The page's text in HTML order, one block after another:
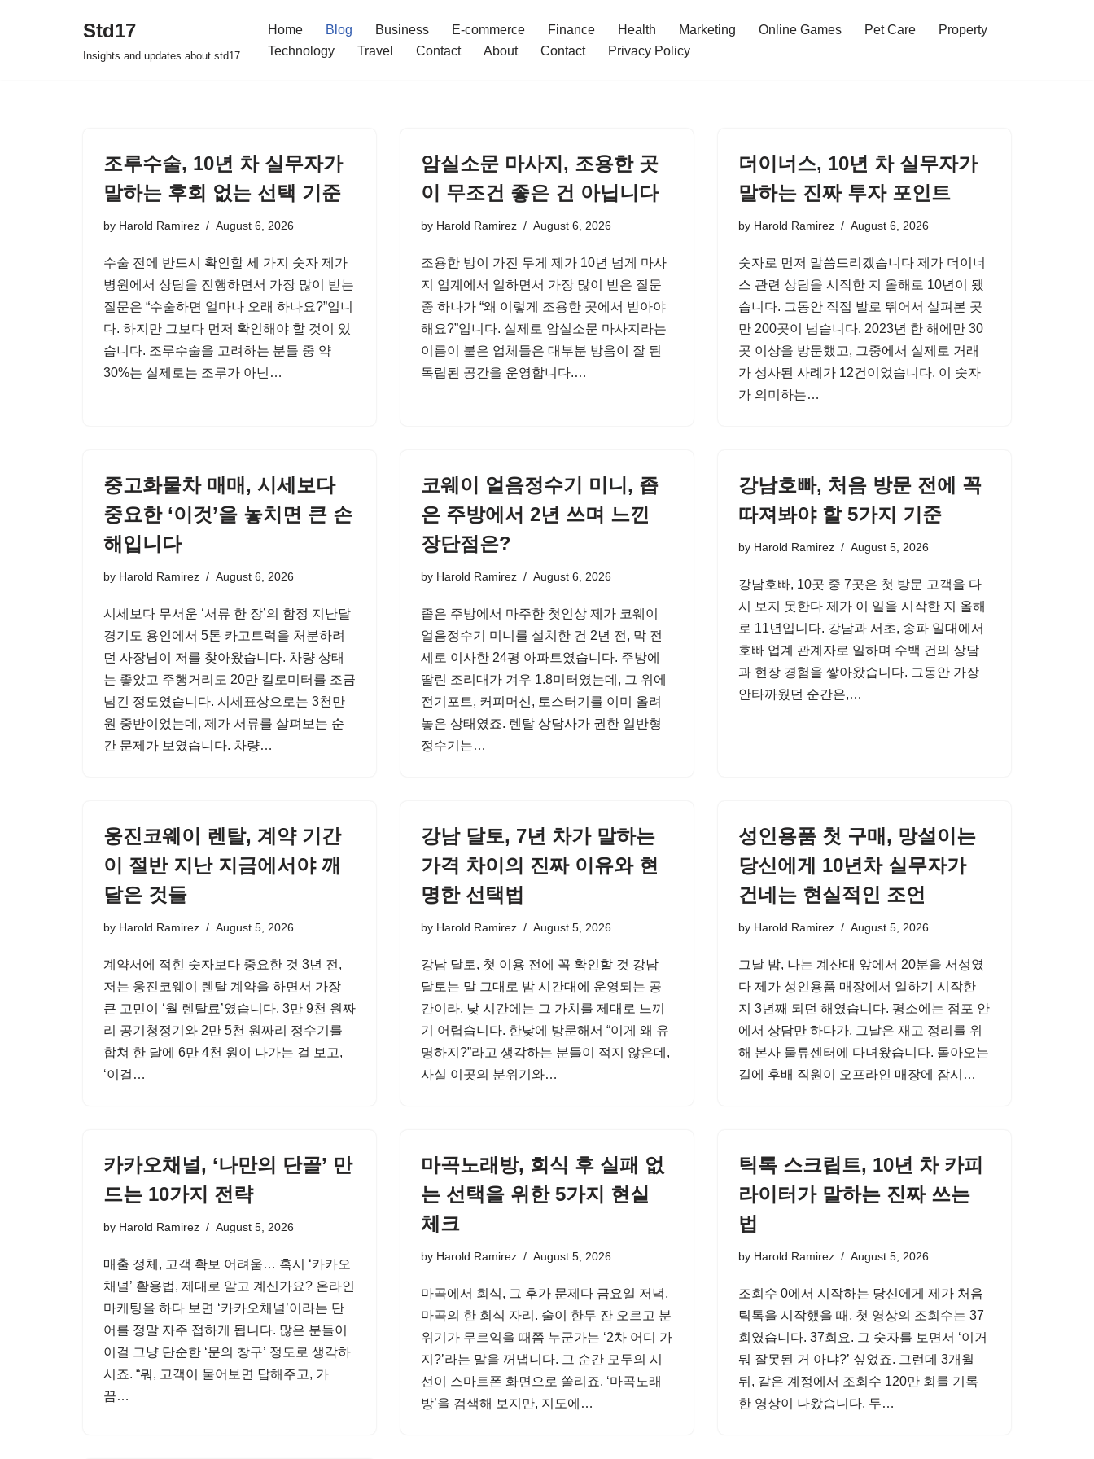
Std17
Insights and updates about std17
Home Blog Business E-commerce Finance Health Marketing Online Games Pet Care
Property
Technology
Travel Contact About Contact Privacy Policy
조루수술, 10년 차 실무자가
말하는 후회 없는 선택 기준
by Harold Ramirez August 6, 2026
수술 전에 반드시 확인할 세 가지 숫자 제가
병원에서 상담을 진행하면서 가장 많이 받는
질문은 “수술하면 얼마나 오래 하나요?”입니
다. 하지만 그보다 먼저 확인해야 할 것이 있
습니다. 조루수술을 고려하는 분들 중 약
30%는 실제로는 조루가 아닌…
암실소문 마사지, 조용한 곳
이 무조건 좋은 건 아닙니다
by Harold Ramirez August 6, 2026
조용한 방이 가진 무게 제가 10년 넘게 마사
지 업계에서 일하면서 가장 많이 받은 질문
중 하나가 “왜 이렇게 조용한 곳에서 받아야
해요?”입니다. 실제로 암실소문 마사지라는
이름이 붙은 업체들은 대부분 방음이 잘 된
독립된 공간을 운영합니다.…
더이너스, 10년 차 실무자가
말하는 진짜 투자 포인트
by Harold Ramirez August 6, 2026
숫자로 먼저 말씀드리겠습니다 제가 더이너
스 관련 상담을 시작한 지 올해로 10년이 됐
습니다. 그동안 직접 발로 뛰어서 살펴본 곳
만 200곳이 넘습니다. 2023년 한 해에만 30
곳 이상을 방문했고, 그중에서 실제로 거래
가 성사된 사례가 12건이었습니다. 이 숫자
가 의미하는…
중고화물차 매매, 시세보다
중요한 ‘이것’을 놓치면 큰 손
해입니다
by Harold Ramirez August 6, 2026
시세보다 무서운 ‘서류 한 장’의 함정 지난달
경기도 용인에서 5톤 카고트럭을 처분하려
던 사장님이 저를 찾아왔습니다. 차량 상태
는 좋았고 주행거리도 20만 킬로미터를 조금
넘긴 정도였습니다. 시세표상으로는 3천만
원 중반이었는데, 제가 서류를 살펴보는 순
간 문제가 보였습니다. 차량…
코웨이 얼음정수기 미니, 좁
은 주방에서 2년 쓰며 느낀
장단점은?
by Harold Ramirez August 6, 2026
좁은 주방에서 마주한 첫인상 제가 코웨이
얼음정수기 미니를 설치한 건 2년 전, 막 전
세로 이사한 24평 아파트였습니다. 주방에
딸린 조리대가 겨우 1.8미터였는데, 그 위에
전기포트, 커피머신, 토스터기를 이미 올려
놓은 상태였죠. 렌탈 상담사가 권한 일반형
정수기는…
강남호빠, 처음 방문 전에 꼭
따져봐야 할 5가지 기준
by Harold Ramirez August 5, 2026
강남호빠, 10곳 중 7곳은 첫 방문 고객을 다
시 보지 못한다 제가 이 일을 시작한 지 올해
로 11년입니다. 강남과 서초, 송파 일대에서
호빠 업계 관계자로 일하며 수백 건의 상담
과 현장 경험을 쌓아왔습니다. 그동안 가장
안타까웠던 순간은,…
웅진코웨이 렌탈, 계약 기간
이 절반 지난 지금에서야 깨
달은 것들
by Harold Ramirez August 5, 2026
계약서에 적힌 숫자보다 중요한 것 3년 전,
저는 웅진코웨이 렌탈 계약을 하면서 가장
큰 고민이 ‘월 렌탈료’였습니다. 3만 9천 원짜
리 공기청정기와 2만 5천 원짜리 정수기를
합쳐 한 달에 6만 4천 원이 나가는 걸 보고,
‘이걸…
강남 달토, 7년 차가 말하는
가격 차이의 진짜 이유와 현
명한 선택법
by Harold Ramirez August 5, 2026
강남 달토, 첫 이용 전에 꼭 확인할 것 강남
달토는 말 그대로 밤 시간대에 운영되는 공
간이라, 낮 시간에는 그 가치를 제대로 느끼
기 어렵습니다. 한낮에 방문해서 “이게 왜 유
명하지?”라고 생각하는 분들이 적지 않은데,
사실 이곳의 분위기와…
성인용품 첫 구매, 망설이는
당신에게 10년차 실무자가
건네는 현실적인 조언
by Harold Ramirez August 5, 2026
그날 밤, 나는 계산대 앞에서 20분을 서성였
다 제가 성인용품 매장에서 일하기 시작한
지 3년째 되던 해였습니다. 평소에는 점포 안
에서 상담만 하다가, 그날은 재고 정리를 위
해 본사 물류센터에 다녀왔습니다. 돌아오는
길에 후배 직원이 오프라인 매장에 잠시…
카카오채널, ‘나만의 단골’ 만
드는 10가지 전략
by Harold Ramirez August 5, 2026
매출 정체, 고객 확보 어려움… 혹시 ‘카카오
채널’ 활용법, 제대로 알고 계신가요? 온라인
마케팅을 하다 보면 ‘카카오채널’이라는 단
어를 정말 자주 접하게 됩니다. 많은 분들이
이걸 그냥 단순한 ‘문의 창구’ 정도로 생각하
시죠. “뭐, 고객이 물어보면 답해주고, 가
끔…
마곡노래방, 회식 후 실패 없
는 선택을 위한 5가지 현실
체크
by Harold Ramirez August 5, 2026
마곡에서 회식, 그 후가 문제다 금요일 저녁,
마곡의 한 회식 자리. 술이 한두 잔 오르고 분
위기가 무르익을 때쯤 누군가는 ‘2차 어디 가
지?’라는 말을 꺼냅니다. 그 순간 모두의 시
선이 스마트폰 화면으로 쏠리죠. ‘마곡노래
방’을 검색해 보지만, 지도에…
틱톡 스크립트, 10년 차 카피
라이터가 말하는 진짜 쓰는
법
by Harold Ramirez August 5, 2026
조회수 0에서 시작하는 당신에게 제가 처음
틱톡을 시작했을 때, 첫 영상의 조회수는 37
회였습니다. 37회요. 그 숫자를 보면서 ‘이거
뭐 잘못된 거 아냐?’ 싶었죠. 그런데 3개월
뒤, 같은 계정에서 조회수 120만 회를 기록
한 영상이 나왔습니다. 두…